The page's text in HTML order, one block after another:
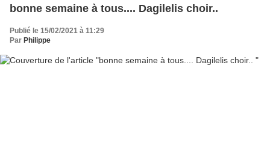
bonne semaine à tous.... Dagilelis choir..
Publié le 15/02/2021 à 11:29
Par Philippe